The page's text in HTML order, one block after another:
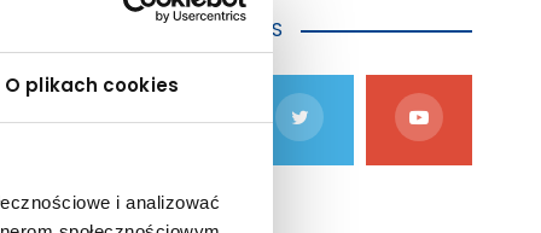
O plikach cookies
i analizować
pt. "
oraz
Ewa
nad
DOŁĄCZ DO NAS